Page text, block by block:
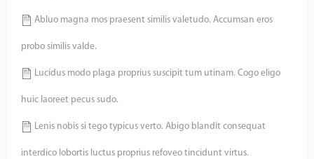
Abluo magna mos praesent similis valetudo. Accumsan eros
probo similis valde.
Lucidus modo plaga proprius suscipit tum utinam. Cogo eligo
huic laoreet pecus sudo.
Lenis nobis si tego typicus verto. Abigo blandit consequat
interdico lobortis luctus proprius refoveo tincidunt virtus.